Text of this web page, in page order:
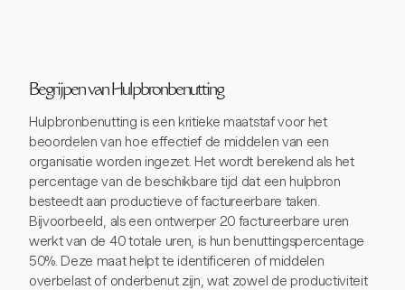
Begrijpen van Hulpbronbenutting
Hulpbronbenutting is een kritieke maatstaf voor het
beoordelen van hoe effectief de middelen van een
organisatie worden ingezet. Het wordt berekend als het
percentage van de beschikbare tijd dat een hulpbron
besteedt aan productieve of factureerbare taken.
Bijvoorbeeld, als een ontwerper 20 factureerbare uren
werkt van de 40 totale uren, is hun benuttingspercentage
50%. Deze maat helpt te identificeren of middelen
overbelast of onderbenut zijn, wat zowel de productiviteit